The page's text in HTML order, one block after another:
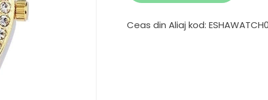
Ceas din Aliaj kod: